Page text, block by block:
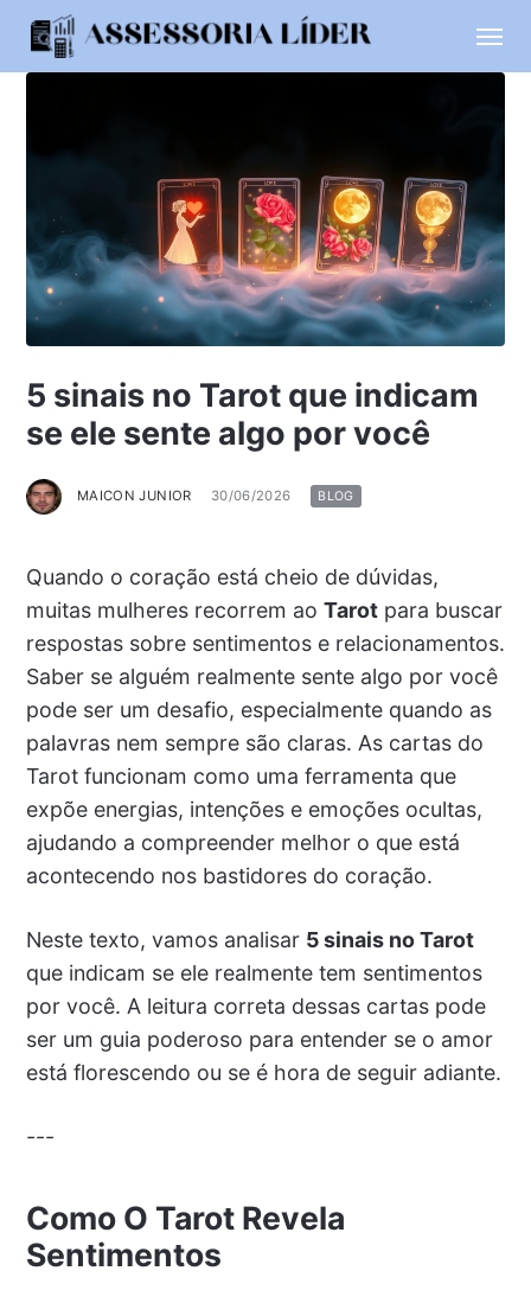
5 sinais no Tarot que indicam
se ele sente algo por você
MAICON JUNIOR 30/06/2026 BLOG
Quando o coração está cheio de dúvidas,
muitas mulheres recorrem ao Tarotpara buscar
respostas sobre sentimentos e relacionamentos.
Saber se alguém realmente sente algo por você
pode ser um desafio, especialmente quando as
palavras nem sempre são claras. As cartas do
Tarot funcionam como uma ferramenta que
expõe energias, intenções e emoções ocultas,
ajudando a compreender melhor o que está
acontecendo nos bastidores do coração.
Neste texto, vamos analisar 5 sinais no Tarot
que indicam se ele realmente tem sentimentos
por você. A leitura correta dessas cartas pode
ser um guia poderoso para entender se o amor
está florescendo ou se é hora de seguir adiante.
---
Como O Tarot Revela
Sentimentos